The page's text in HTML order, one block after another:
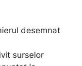
desemnat
surselor